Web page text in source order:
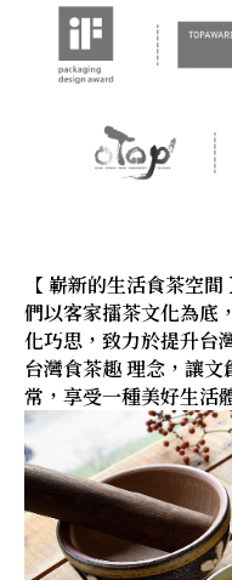
【 嶄新的生活食茶空
們以客家擂茶文化為底
化巧思，致力於提升台
台灣食茶趣 理念，讓
常，享受一種美好生活